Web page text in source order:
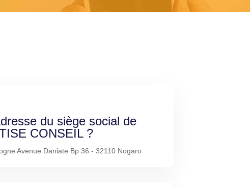
du siège social de
CONSEIL ?
Avenue Daniate Bp 36 - 32110 Nogaro